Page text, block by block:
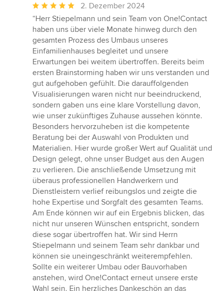
Durchschnittliche
Bewertung:
5
von
5
Sternen
2. Dezember 2024
“Herr Stiepelmann und sein Team von One!Contact
haben uns über viele Monate hinweg durch den
gesamten Prozess des Umbaus unseres
Einfamilienhauses begleitet und unsere
Erwartungen bei weitem übertroffen. Bereits beim
ersten Brainstorming haben wir uns verstanden und
gut aufgehoben gefühlt. Die darauffolgenden
Visualisierungen waren nicht nur beeindruckend,
sondern gaben uns eine klare Vorstellung davon,
wie unser zukünftiges Zuhause aussehen könnte.
Besonders hervorzuheben ist die kompetente
Beratung bei der Auswahl von Produkten und
Materialien. Hier wurde großer Wert auf Qualität und
Design gelegt, ohne unser Budget aus den Augen
zu verlieren. Die anschließende Umsetzung mit
überaus professionellen Handwerkern und
Dienstleistern verlief reibungslos und zeigte die
hohe Expertise und Sorgfalt des gesamten Teams.
Am Ende können wir auf ein Ergebnis blicken, das
nicht nur unseren Wünschen entspricht, sondern
diese sogar übertroffen hat. Wir sind Herrn
Stiepelmann und seinem Team sehr dankbar und
können sie uneingeschränkt weiterempfehlen.
Sollte ein weiterer Umbau oder Bauvorhaben
anstehen, wird One!Contact erneut unsere erste
Wahl sein. Ein herzliches Dankeschön an das